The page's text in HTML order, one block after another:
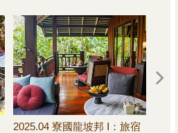
2025.04 寮國龍坡邦 Ⅰ：旅宿